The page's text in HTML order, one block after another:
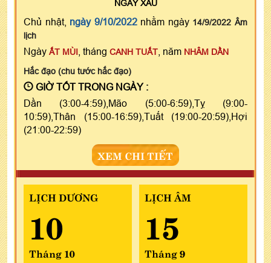
NGÀYXẤU
Chủ nhật, ngày 9/10/2022nhằm ngày 14/9/2022 Âm
lịch
Ngày ẤT MÙI , tháng CANH TUẤT , năm NHÂM DẦN
Hắc đạo (chu tước hắc đạo)
GIỜ TỐT TRONG NGÀY :
Dần (3:00-4:59),Mão (5:00-6:59),Tỵ (9:00-
10:59),Thân (15:00-16:59),Tuất (19:00-20:59),Hợi
(21:00-22:59)
XEM CHI TIẾT
LỊCH DƯƠNG
10
Tháng 10
LỊCH ÂM
15
Tháng 9